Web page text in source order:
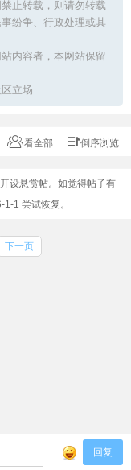
止转载，则请勿转载
纷争、行政处理或其
内容者，本网站保留
立场
看全部 倒序浏览
设悬赏帖。如觉得帖子有
1-1 尝试恢复。
下一页